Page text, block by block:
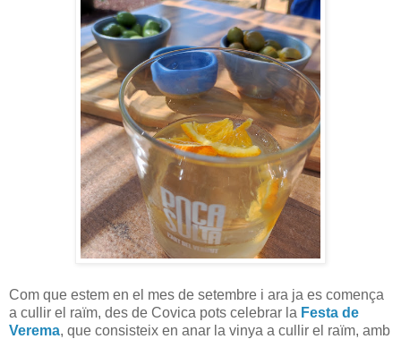
Com que estem en el mes de setembre i ara ja es comença
a cullir el raïm, des de Covica pots celebrar la Festa de
Verema, que consisteix en anar la vinya a cullir el raïm, amb